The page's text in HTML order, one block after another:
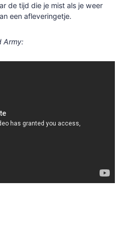
de tijd die je mist als je weer
een afleveringetje.
Army: